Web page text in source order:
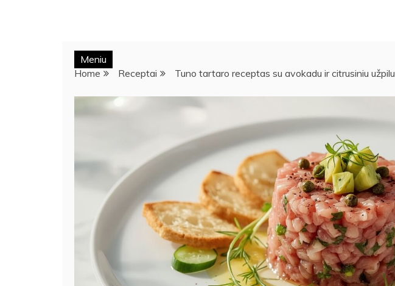
Meniu
Home
Receptai Tuno tartaro receptas su avokadu ir citrusiniu užpilu